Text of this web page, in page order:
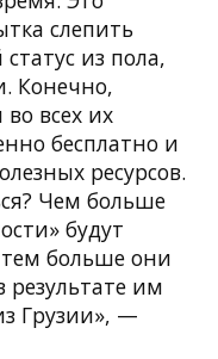
слепить
из пола,
Конечно,
во всех их
бесплатно и
ресурсов.
Чем больше
будут
больше они
им
Грузии», —